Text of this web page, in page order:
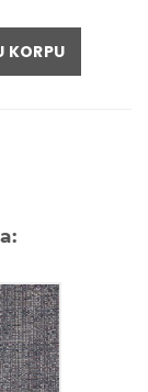
KORPU